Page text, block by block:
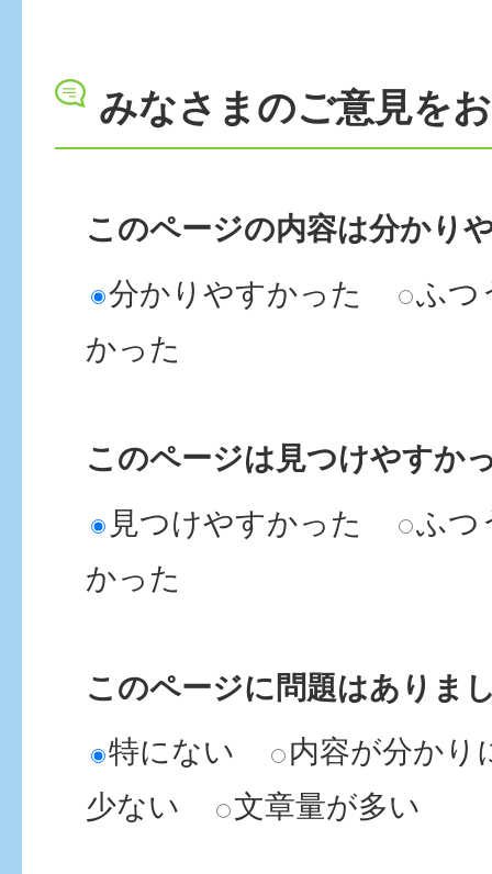
市営霊園以外の木更津市内
木更津駅から市営霊園への
がどうすればよいですか。
木更津市霊園管理手数料の
木更津市霊園の開園・閉園
みなさまのご意見を
このページの内容は分かり
分かりやすかった
ふつ
かった
このページは見つけやすか
見つけやすかった
ふつ
かった
このページに問題はありま
特にない
内容が分かり
少ない
文章量が多い